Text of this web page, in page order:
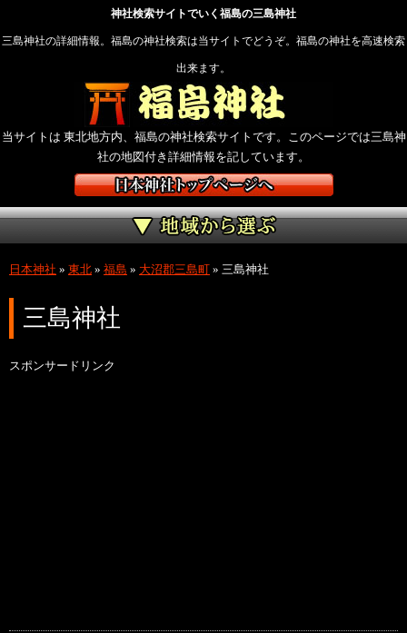
神社検索サイトでいく福島の三島神社
三島神社の詳細情報。福島の神社検索は当サイトでどうぞ。福島の神社を高速検索
出来ます。
当サイトは 東北地方内、福島の神社検索サイトです。このページでは三島神
社の地図付き詳細情報を記しています。
日本神社 » 東北 » 福島 » 大沼郡三島町 » 三島神社
三島神社
スポンサードリンク